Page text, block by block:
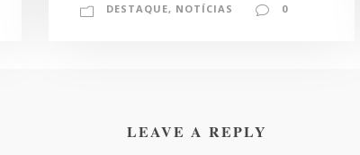
DESTAQUE, NOTÍCIAS 0
LEAVE A REPLY